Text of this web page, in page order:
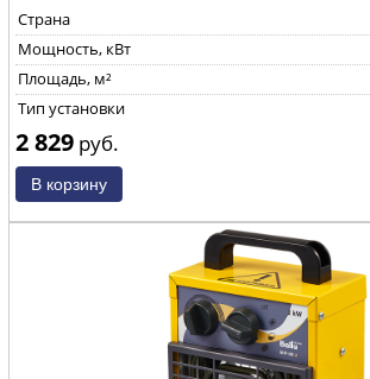
Страна
Мощность, кВт
Площадь, м²
Тип установки
2 829 руб.